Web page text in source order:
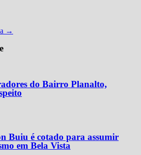
→
do Bairro Planalto,
Buiu é cotado para assumir
em Bela Vista